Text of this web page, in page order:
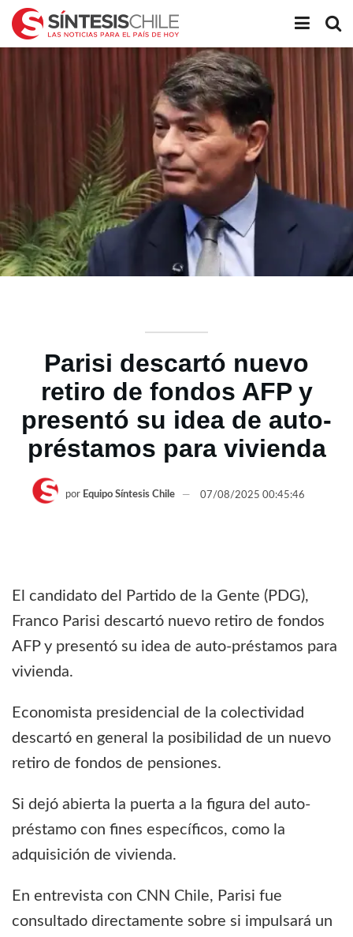
Parisi descartó nuevo
retiro de fondos AFP y
presentó su idea de auto-
préstamos para vivienda
por Equipo Síntesis Chile 07/08/2025 00:45:46
El candidato del Partido de la Gente (PDG),
Franco Parisi descartó nuevo retiro de fondos
AFP y presentó su idea de auto-préstamos para
vivienda.
Economista presidencial de la colectividad
descartó en general la posibilidad de un nuevo
retiro de fondos de pensiones.
Si dejó abierta la puerta a la figura del auto-
préstamo con fines específicos, como la
adquisición de vivienda.
En entrevista con CNN Chile, Parisi fue
consultado directamente sobre si impulsará un